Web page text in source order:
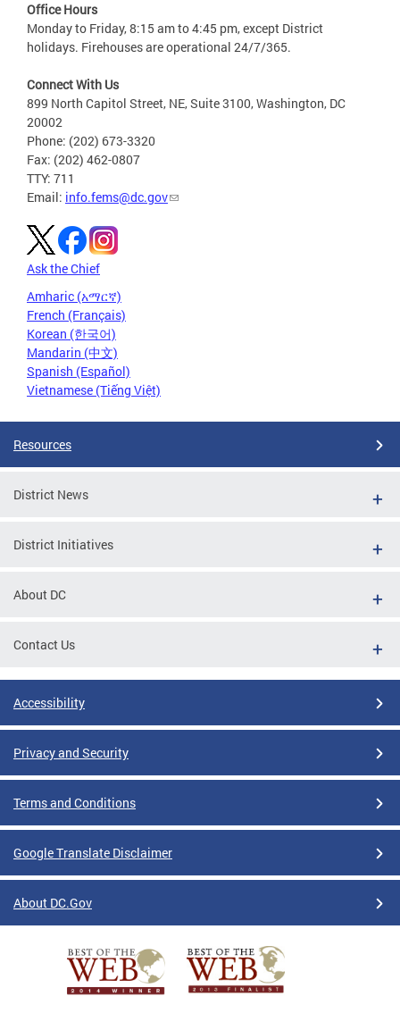
Office Hours
Monday to Friday, 8:15 am to 4:45 pm, except District
holidays. Firehouses are operational 24/7/365.
Connect With Us
899 North Capitol Street, NE, Suite 3100, Washington, DC
20002
Phone: (202) 673-3320
Fax: (202) 462-0807
TTY: 711
Email: info.fems@dc.gov
Ask the Chief
Amharic (አማርኛ)
French (Français)
Korean (한국어)
Mandarin (中文)
Spanish (Español)
Vietnamese (Tiếng Việt)
Resources
District News
District Initiatives
About DC
Contact Us
Accessibility
Privacy and Security
Terms and Conditions
Google Translate Disclaimer
About DC.Gov